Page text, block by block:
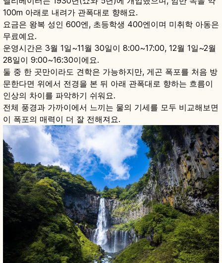
100m 아래로 내려가 관폭대로 향해요.
요금은 왕복 성인 600엔, 초등학생 400엔이며 미취학 아동은
무료예요.
운영시간은 3월 1일~11월 30일이 8:00~17:00, 12월 1일~2월
28일이 9:00~16:30이에요.
둘 중 한 곳만이라도 견학은 가능하지만, 게곤 폭포를 처음 방
문한다면 위에서 전경을 본 뒤 아래 관폭대로 향하는 흐름이
인상의 차이를 파악하기 쉬워요.
전체 풍경과 가까이에서 느끼는 물의 기세를 모두 비교해보면
이 폭포의 매력이 더 잘 전해져요.